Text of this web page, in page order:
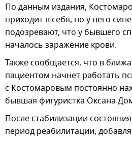
По данным издания,
приходит в себя, но у него
подозревают, что у бывшего
началось заражение крови.
Также сообщается, что в
пациентом начнет работать
с Костомаровым постоянно
бывшая фигуристка Оксана
После стабилизации
период реабилитации,